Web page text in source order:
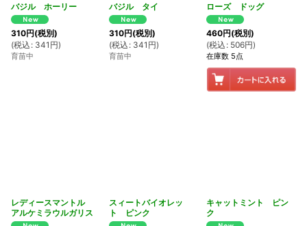
バジル ホーリー
310円(税別)
(税込 : 341 円)
育苗中
バジル タイ
310円(税別)
(税込 : 341 円)
育苗中
ローズ ドッグ
460円(税別)
(税込 : 506円)
在庫数 5点
レディースマントル
アルケミラウルガリス
スィートバイオレッ
ト ピンク
キャットミント ピン
ク